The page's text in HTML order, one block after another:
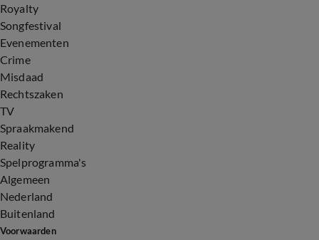
Royalty
Songfestival
Evenementen
Crime
Misdaad
Rechtszaken
TV
Spraakmakend
Reality
Spelprogramma's
Algemeen
Nederland
Buitenland
Voorwaarden